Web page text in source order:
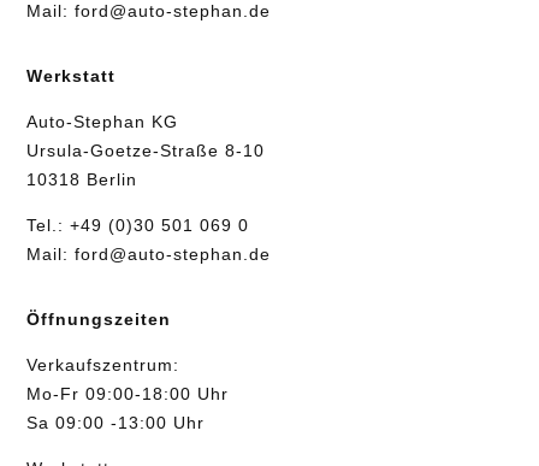
Mail:ford@auto-stephan.de
Werkstatt
Auto-Stephan KG
Ursula-Goetze-Straße 8-10
10318 Berlin
Tel.:+49 (0)30 501 069 0
Mail:ford@auto-stephan.de
Öffnungszeiten
Verkaufszentrum:
Mo-Fr 09:00-18:00 Uhr
Sa 09:00 -13:00 Uhr